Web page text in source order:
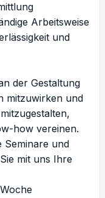
Arbeitsweise
und
der Gestaltung
mitzuwirken und
how vereinen.
Seminare und
mit uns Ihre